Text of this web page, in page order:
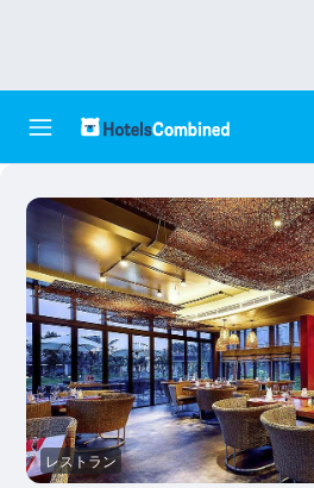
レストラン